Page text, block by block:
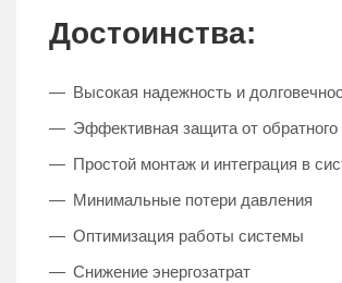
Достоинства:
Высокая надежность и
Эффективная защита от обратного
Простой монтаж и интеграция в
Минимальные потери давления
Оптимизация работы системы
Снижение энергозатрат